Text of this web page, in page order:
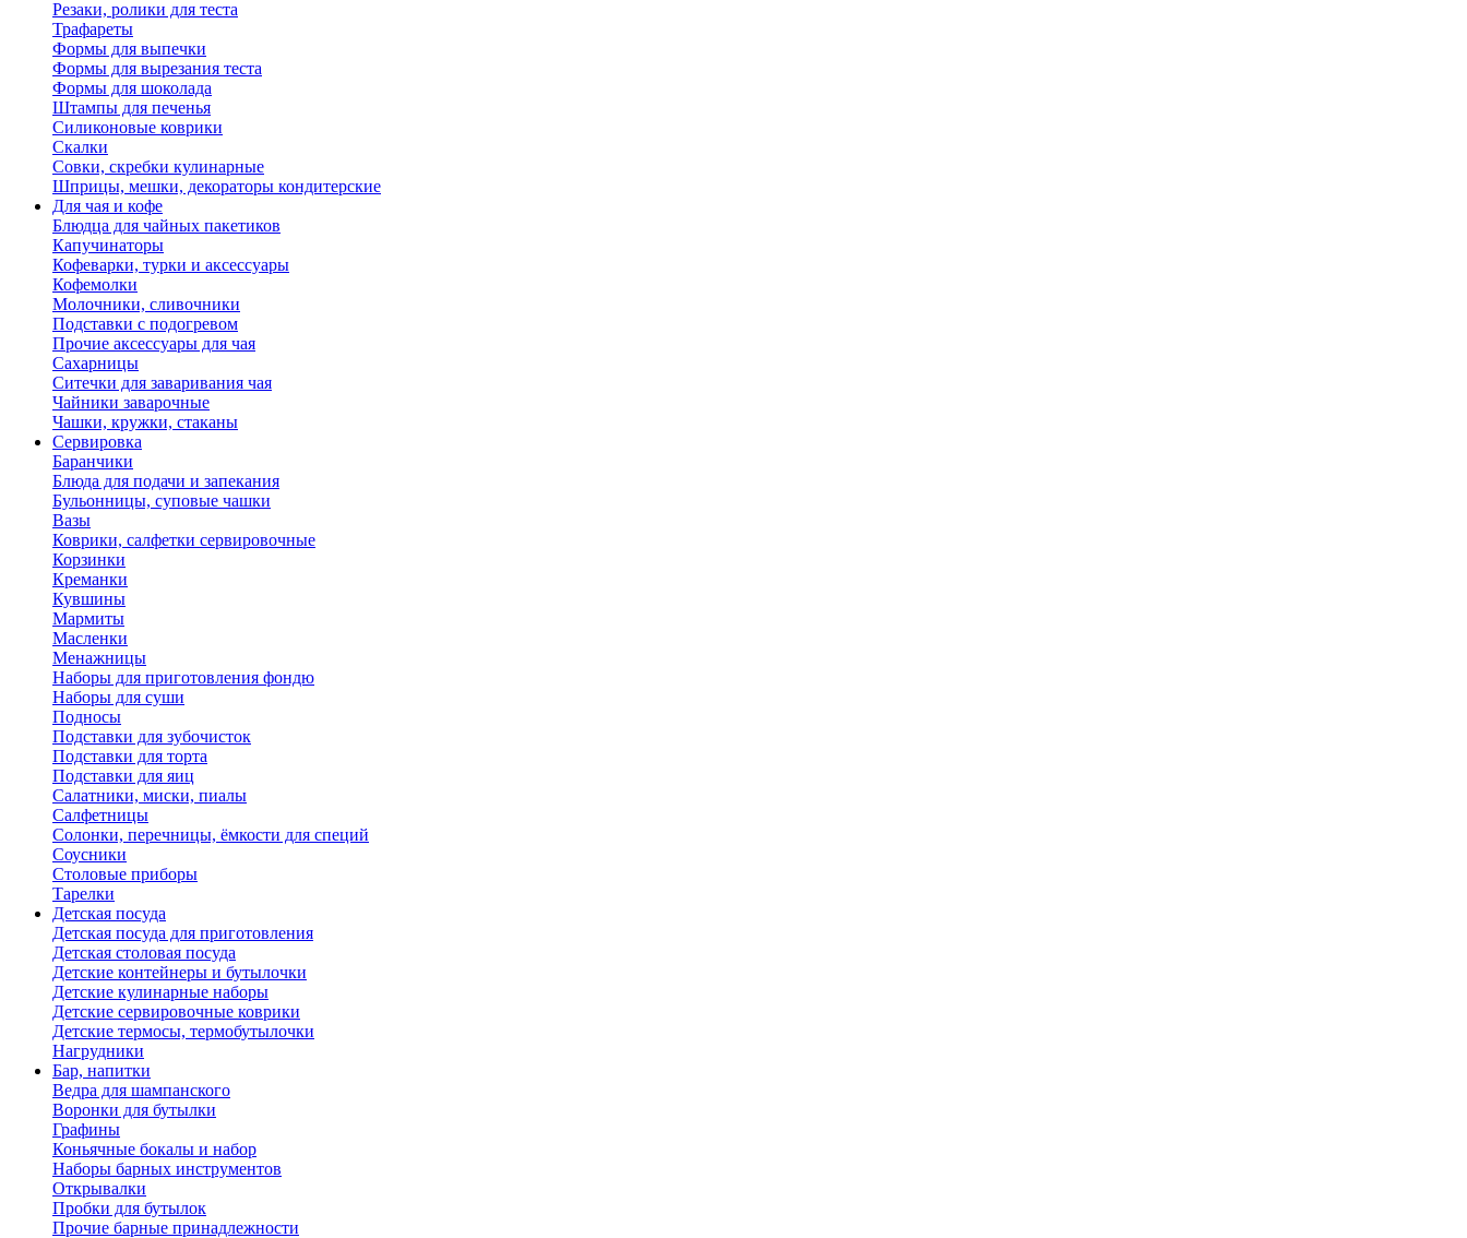
Резаки, ролики для теста
Трафареты
Формы для выпечки
Формы для вырезания теста
Формы для шоколада
Штампы для печенья
Силиконовые коврики
Скалки
Совки, скребки кулинарные
Шприцы, мешки, декораторы кондитерские
Для чая и кофе
Блюдца для чайных пакетиков
Капучинаторы
Кофеварки, турки и аксессуары
Кофемолки
Молочники, сливочники
Подставки с подогревом
Прочие аксессуары для чая
Сахарницы
Ситечки для заваривания чая
Чайники заварочные
Чашки, кружки, стаканы
Сервировка
Баранчики
Блюда для подачи и запекания
Бульонницы, суповые чашки
Вазы
Коврики, салфетки сервировочные
Корзинки
Креманки
Кувшины
Мармиты
Масленки
Менажницы
Наборы для приготовления фондю
Наборы для суши
Подносы
Подставки для зубочисток
Подставки для торта
Подставки для яиц
Салатники, миски, пиалы
Салфетницы
Солонки, перечницы, ёмкости для специй
Соусники
Столовые приборы
Тарелки
Детская посуда
Детская посуда для приготовления
Детская столовая посуда
Детские контейнеры и бутылочки
Детские кулинарные наборы
Детские сервировочные коврики
Детские термосы, термобутылочки
Нагрудники
Бар, напитки
Ведра для шампанского
Воронки для бутылки
Графины
Коньячные бокалы и набор
Наборы барных инструментов
Открывалки
Пробки для бутылок
Прочие барные принадлежности